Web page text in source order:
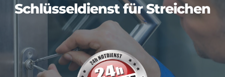
Schlüsseldienst für Streichen